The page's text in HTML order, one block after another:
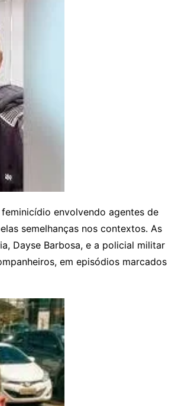
envolvendo agentes de
semelhanças nos contextos. As
Dayse Barbosa, e a policial militar
em episódios marcados